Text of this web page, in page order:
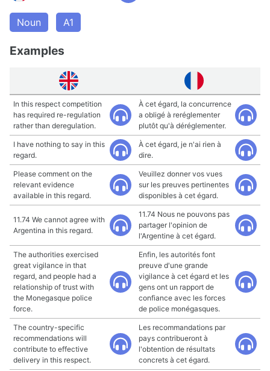
Noun A1
Examples
In this respect competition
has required re-regulation
rather than deregulation.
À cet égard, la concurrence
a obligé à reréglementer
plutôt qu'à déréglementer.
I have nothing to say in this
regard.
À cet égard, je n'ai rien à
dire.
Please comment on the
relevant evidence
available in this regard.
Veuillez donner vos vues
sur les preuves pertinentes
disponibles à cet égard.
11.74 We cannot agree with
Argentina in this regard.
11.74 Nous ne pouvons pas
partager l'opinion de
l'Argentine à cet égard.
The authorities exercised
great vigilance in that
regard, and people had a
relationship of trust with
the Monegasque police
force.
Enfin, les autorités font
preuve d'une grande
vigilance à cet égard et les
gens ont un rapport de
confiance avec les forces
de police monégasques.
The country-specific
recommendations will
contribute to effective
delivery in this respect.
Les recommandations par
pays contribueront à
l'obtention de résultats
concrets à cet égard.